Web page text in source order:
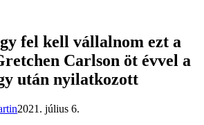
fel kell vállalnom ezt a
Carlson öt évvel a
után nyilatkozott
2021. július 6.